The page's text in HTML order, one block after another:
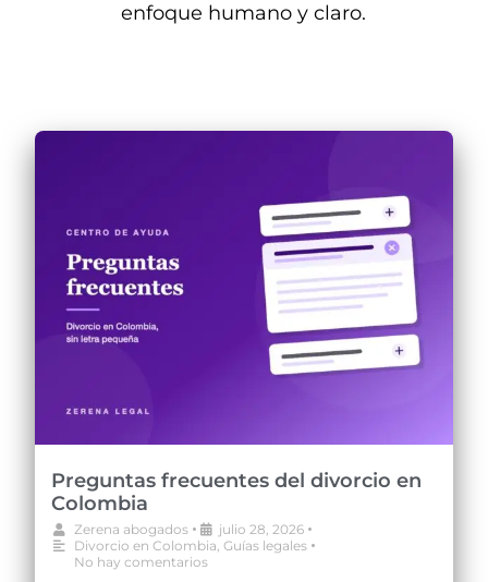
enfoque humano y claro.
Preguntas frecuentes del divorcio en
Colombia
Zerena abogados • julio 28, 2026 •
Divorcio en Colombia Guías legales •
No hay comentarios